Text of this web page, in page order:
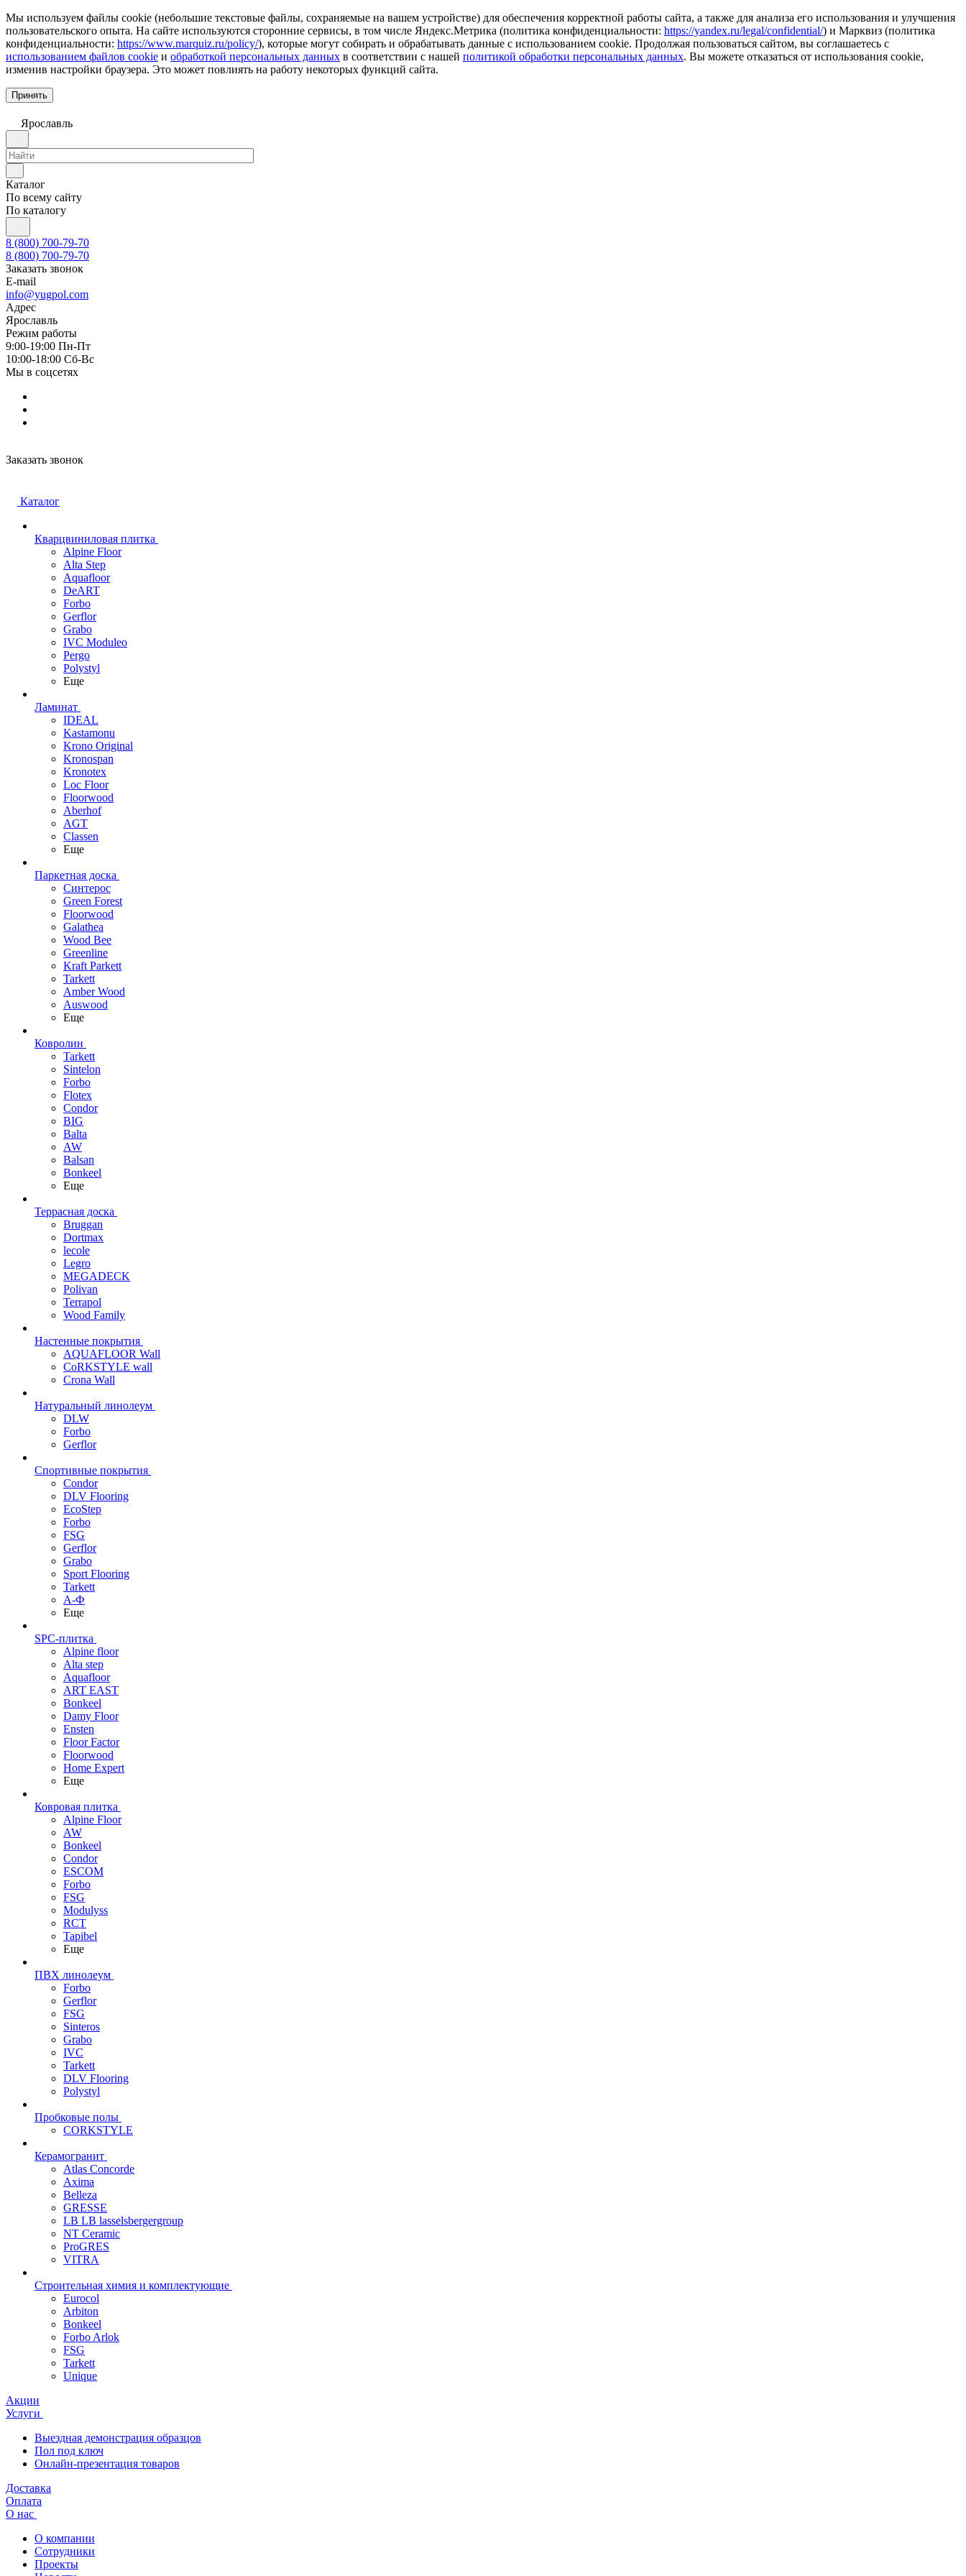
Мы используем файлы cookie (небольшие текстовые файлы, сохраняемые на вашем устройстве) для обеспечения корректной работы сайта, а также для анализа его использования и улучшения
пользовательского опыта. На сайте используются сторонние сервисы, в том числе Яндекс.Метрика (политика конфиденциальности: https://yandex.ru/legal/confidential/) и Марквиз (политика
конфиденциальности: https://www.marquiz.ru/policy/), которые могут собирать и обрабатывать данные с использованием cookie. Продолжая пользоваться сайтом, вы соглашаетесь с
использованием файлов cookie и обработкой персональных данных в соответствии с нашей политикой обработки персональных данных. Вы можете отказаться от использования cookie,
изменив настройки браузера. Это может повлиять на работу некоторых функций сайта.
Принять
Ярославль
Каталог
По всему сайту
По каталогу
8 (800) 700-79-70
8 (800) 700-79-70
Заказать звонок
E-mail
info@yugpol.com
Адрес
Ярославль
Режим работы
9:00-19:00 Пн-Пт
10:00-18:00 Cб-Вс
Мы в соцсетях
Заказать звонок
Каталог
Кварцвиниловая плитка
Alpine Floor
Alta Step
Aquafloor
DeART
Forbo
Gerflor
Grabo
IVC Moduleo
Pergo
Polystyl
Еще
Ламинат
IDEAL
Kastamonu
Krono Original
Kronospan
Kronotex
Loc Floor
Floorwood
Aberhof
AGT
Classen
Еще
Паркетная доска
Синтерос
Green Forest
Floorwood
Galathea
Wood Bee
Greenline
Kraft Parkett
Tarkett
Amber Wood
Auswood
Еще
Ковролин
Tarkett
Sintelon
Forbo
Flotex
Condor
BIG
Balta
AW
Balsan
Bonkeel
Еще
Террасная доска
Bruggan
Dortmax
lecole
Legro
MEGADECK
Polivan
Terrapol
Wood Family
Настенные покрытия
AQUAFLOOR Wall
CoRKSTYLE wall
Crona Wall
Натуральный линолеум
DLW
Forbo
Gerflor
Спортивные покрытия
Condor
DLV Flooring
EcoStep
Forbo
FSG
Gerflor
Grabo
Sport Flooring
Tarkett
А-Ф
Еще
SPC-плитка
Alpine floor
Alta step
Aquafloor
ART EAST
Bonkeel
Damy Floor
Ensten
Floor Factor
Floorwood
Home Expert
Еще
Ковровая плитка
Alpine Floor
AW
Bonkeel
Condor
ESCOM
Forbo
FSG
Modulyss
RCT
Tapibel
Еще
ПВХ линолеум
Forbo
Gerflor
FSG
Sinteros
Grabo
IVC
Tarkett
DLV Flooring
Polystyl
Пробковые полы
CORKSTYLE
Керамогранит
Atlas Concorde
Axima
Belleza
GRESSE
LB LB lasselsbergergroup
NT Ceramic
ProGRES
VITRA
Строительная химия и комплектующие
Eurocol
Arbiton
Bonkeel
Forbo Arlok
FSG
Tarkett
Unique
Акции
Услуги
Выездная демонстрация образцов
Пол под ключ
Онлайн-презентация товаров
Доставка
Оплата
О нас
О компании
Сотрудники
Проекты